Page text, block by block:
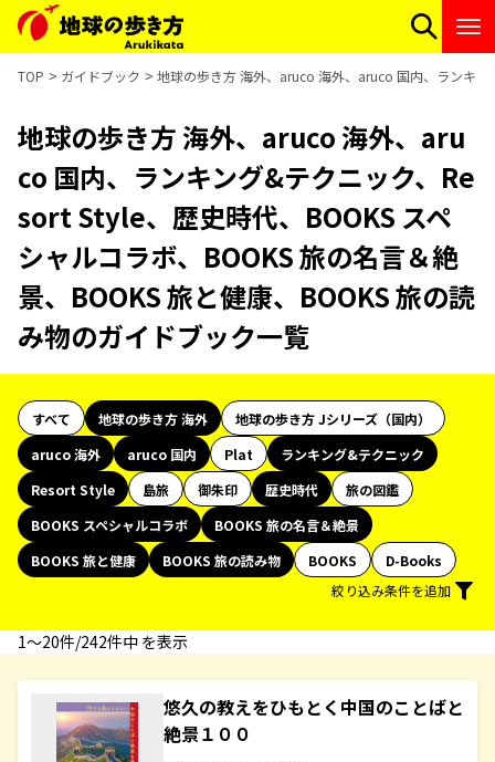
TOP ガイドブック 地球の歩き方 海外、aruco 海外、aruco 国内、ランキン
地球の歩き方 海外、aruco 海外、aru
co 国内、ランキング&テクニック、Re
sort Style、歴史時代、BOOKS スペ
シャルコラボ、BOOKS 旅の名言＆絶
景、BOOKS 旅と健康、BOOKS 旅の読
み物のガイドブック一覧
すべて 地球の歩き方 海外
地球の歩き方 Jシリーズ（国内）
aruco 海外
aruco 国内 Plat
ランキング&テクニック
Resort Style
島旅 御朱印 歴史時代
旅の図鑑
BOOKS スペシャルコラボ
BOOKS 旅の名言＆絶景
BOOKS 旅と健康
BOOKS 旅の読み物 BOOKS
D-Books
絞り込み条件を追加
1〜20件/242件中 を表示
悠久の教えをひもとく中国のことばと
絶景１００